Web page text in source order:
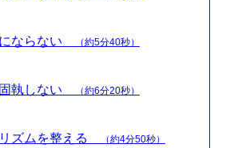
ならない （約5分40秒）
執しない （約6分20秒）
ズムを整える （約4分50秒）